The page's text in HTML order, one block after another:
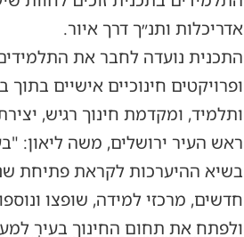
אדריכלות ותנ״ך דרך איור.
התכנית נועדה לחבר את
ופרויקטים חינוכיים אישיים
ותלמיד, ומקדמת חינוך רגיש,
ראש העיר ירושלים, משה ליאון:
בשיא ההיערכות לקראת פתיחת
חדשים, מרכזי למידה, שופצו
ולפתח את תחום החינוך בעיר